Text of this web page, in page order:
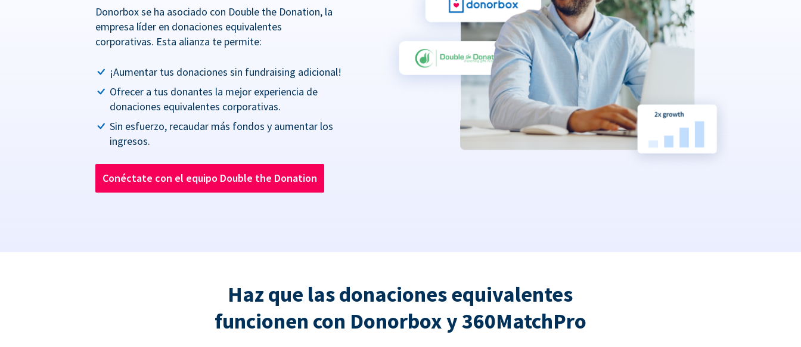
Donorbox se ha asociado con Double the Donation, la
empresa líder en donaciones equivalentes
corporativas. Esta alianza te permite:
¡Aumentar tus donaciones sin fundraising adicional!
Ofrecer a tus donantes la mejor experiencia de
donaciones equivalentes corporativas.
Sin esfuerzo, recaudar más fondos y aumentar los
ingresos.
Conéctate con el equipo Double the Donation
Haz que las donaciones equivalentes
funcionen con Donorbox y 360MatchPro